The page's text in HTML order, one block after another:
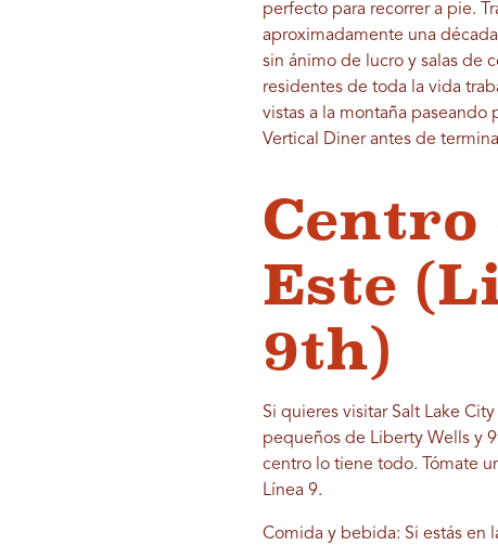
perfecto para recorrer a pie.
aproximadamente una
sin ánimo de lucro y salas de
residentes de toda la vida
vistas a la montaña paseando
Vertical Diner antes de
Centro
Este
9th)
Si quieres visitar Salt Lake
pequeños de Liberty Wells y
centro lo tiene todo. Tómate
Línea 9.
Comida y bebida: Si estás en